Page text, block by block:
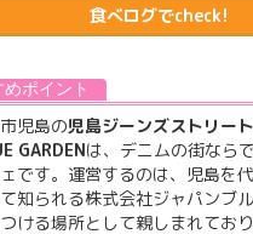
食べログでcheck!
児島の児島ジーンズストリート
GARDENは、デニムの街なら
です。運営するのは、児島を
知られる株式会社ジャパンブ
ける場所として親しまれてお